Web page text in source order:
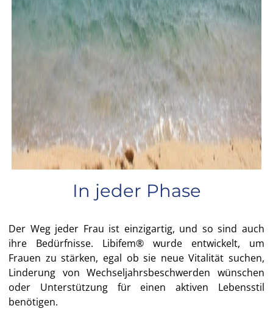
In jeder Phase
Der Weg jeder Frau ist einzigartig, und so sind auch
ihre Bedürfnisse. Libifem® wurde entwickelt, um
Frauen zu stärken, egal ob sie neue Vitalität suchen,
Linderung von Wechseljahrsbeschwerden wünschen
oder Unterstützung für einen aktiven Lebensstil
benötigen.